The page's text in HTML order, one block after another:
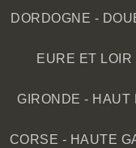
DORDOGNE -
EURE ET LOIR
GIRONDE - HAUT
CORSE - HAUTE